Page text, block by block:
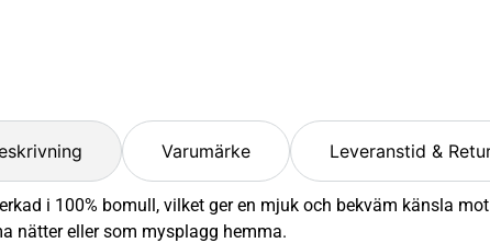
Varumärke Leveranstid &
i 100% bomull, vilket ger en mjuk och bekväm känsla
nätter eller som mysplagg hemma.